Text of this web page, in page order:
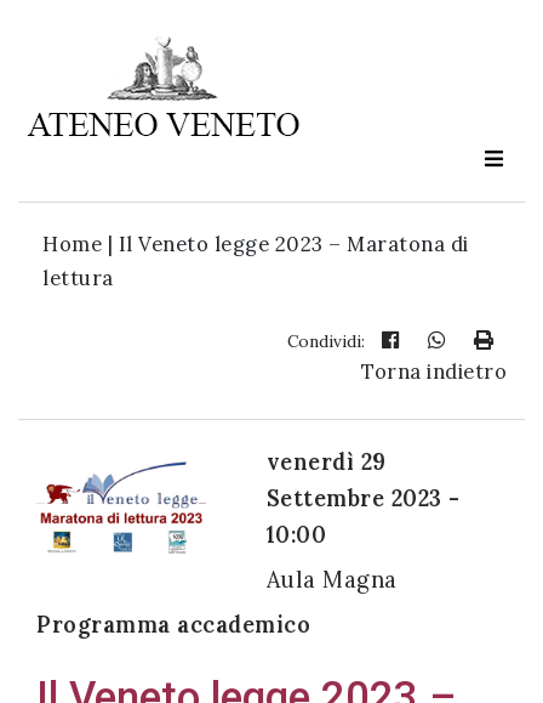
Home | Il Veneto legge 2023 – Maratona di
lettura
Condividi:
Torna indietro
venerdì 29
Settembre 2023 -
10:00
Aula Magna
Programma accademico
Ateneo
è
cultura
Acconsento